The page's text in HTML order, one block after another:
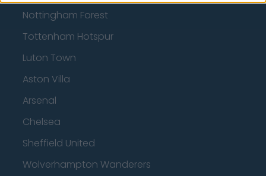
Nottingham Forest
Tottenham Hotspur
Luton Town
Aston Villa
Arsenal
Chelsea
Sheffield United
Wolverhampton Wanderers